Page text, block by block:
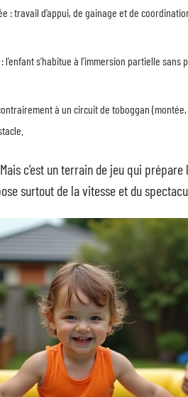
: travail d’appui, de gainage et de
s’habitue à l’immersion partielle
à un circuit de toboggan
c’est un terrain de jeu qui
surtout de la vitesse et du